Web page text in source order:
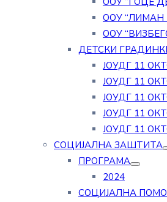
ООУ “ЛИМАН
ООУ
ДЕТСКИ
ЈОУДГ 11
ЈОУДГ 11
ЈОУДГ 11
ЈОУДГ 11
ЈОУДГ 11
СОЦИЈАЛНА ЗАШТИТА
ПРОГРАМА
2024
СОЦИЈАЛНА